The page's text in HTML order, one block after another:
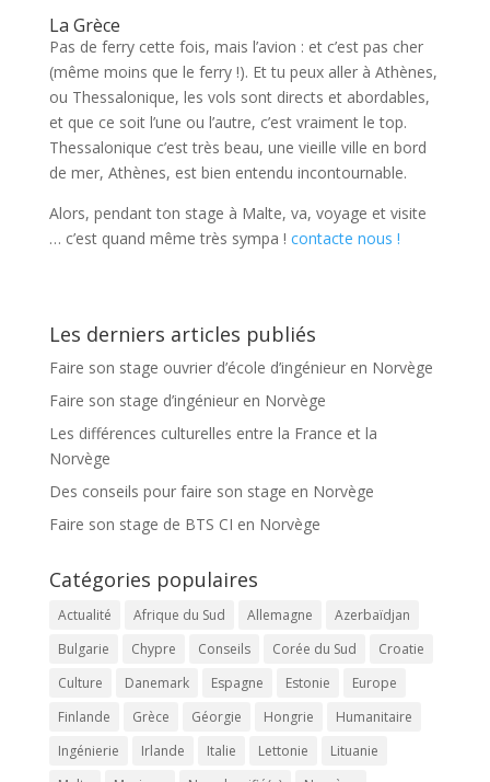
La Grèce
Pas de ferry cette fois, mais l’avion : et c’est pas cher
(même moins que le ferry !). Et tu peux aller à Athènes,
ou Thessalonique, les vols sont directs et abordables,
et que ce soit l’une ou l’autre, c’est vraiment le top.
Thessalonique c’est très beau, une vieille ville en bord
de mer, Athènes, est bien entendu incontournable.
Alors, pendant ton stage à Malte, va, voyage et visite
… c’est quand même très sympa ! contacte nous !
Les derniers articles publiés
Faire son stage ouvrier d’école d’ingénieur en Norvège
Faire son stage d’ingénieur en Norvège
Les différences culturelles entre la France et la
Norvège
Des conseils pour faire son stage en Norvège
Faire son stage de BTS CI en Norvège
Catégories populaires
Actualité Afrique du Sud Allemagne
Azerbaïdjan
Bulgarie
Chypre Conseils Corée du Sud
Croatie
Culture
Danemark Espagne Estonie
Europe
Finlande
Grèce Géorgie Hongrie
Humanitaire
Ingénierie
Irlande Italie Lettonie
Lituanie